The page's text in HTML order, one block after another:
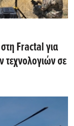
Fractal για
σε